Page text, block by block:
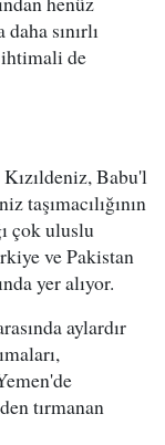
sınırlı
ihtimali de
Babu'l
taşımacılığının
çok uluslu
ve Pakistan
yer alıyor.
aylardır
tırmanan